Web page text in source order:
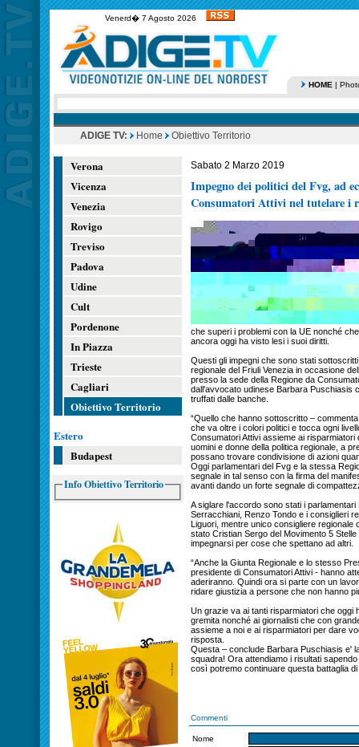
Venerd� 7 Agosto 2026
HOME |
ADIGE TV: Home Obiettivo Territorio
Verona
Vicenza
Venezia
Rovigo
Treviso
Padova
Udine
Cult
Pordenone
In Piazza
Trieste
Cagliari
Obiettivo Territorio
Estero
Budapest
Info Obiettivo Territorio
Sabato 2 Marzo 2019
Impegno dei politici del Fvg, ad
Consumatori Attivi nel tutelare i
che superi i problemi con la UE nonché
ancora oggi ha visto lesi i suoi diritti.
Questi gli impegni che sono stati
regionale del Friuli Venezia in occasione
presso la sede della Regione da
dall'avvocato udinese Barbara Puschiasis
truffati dalle banche.
“Quello che hanno sottoscritto –
che va oltre i colori politici e tocca ogni
Consumatori Attivi assieme ai
uomini e donne della politica regionale, a
possano trovare condivisione di azioni
Oggi parlamentari del Fvg e la stessa
segnale in tal senso con la firma del
avanti dando un forte segnale di
A siglare l'accordo sono stati i
Serracchiani, Renzo Tondo e i consiglieri
Liguori, mentre unico consigliere regionale
stato Cristian Sergo del Movimento 5
impegnarsi per cose che spettano ad altri.
“Anche la Giunta Regionale e lo stesso
presidente di Consumatori Attivi - hanno
aderiranno. Quindi ora si parte con un
ridare giustizia a persone che non hanno
Un grazie va ai tanti risparmiatori che oggi
gremita nonché ai giornalisti che con
assieme a noi e ai risparmiatori per dare
risposta.
Questa – conclude Barbara Puschiasis e'
squadra! Ora attendiamo i risultati
così potremo continuare questa battaglia di
Commenti
Nome